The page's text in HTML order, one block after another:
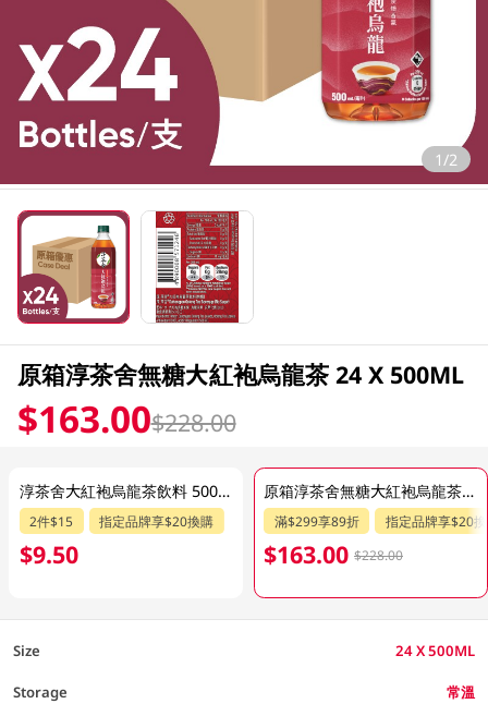
1/2
原箱淳茶舍無糖大紅袍烏龍茶 24 X 500ML
$163.00$228.00
淳茶舍大紅袍烏龍茶飲料 500ML
2件$15 指定品牌享$20換購
$9.50
原箱淳茶舍無糖大紅袍烏龍茶 24 X 500ML
滿$299享89折 指定品牌享$20
$163.00 $228.00
Size 24 X 500ML
Storage 常溫